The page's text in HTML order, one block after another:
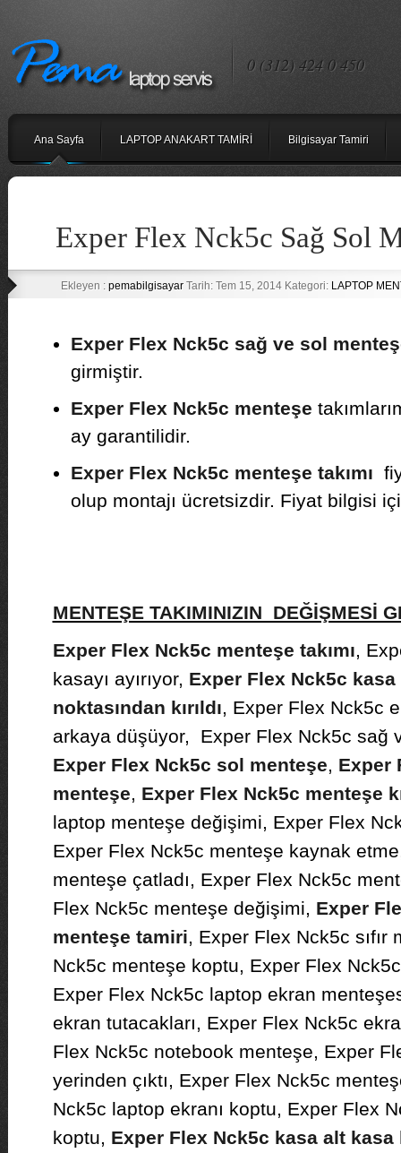
0 (312) 424 0 450
Ana Sayfa LAPTOP ANAKART TAMİRİ Bilgisayar Tamiri
Exper Flex Nck5c Sağ Sol
Ekleyen : pemabilgisayarTarih: Tem 15, 2014 Kategori: LAPTOP
Exper Flex Nck5c sağ ve sol
girmiştir.
Exper Flex Nck5c menteşe
ay garantilidir.
Exper Flex Nck5c menteşe takımı
olup montajı ücretsizdir. Fiyat bilgisi
MENTEŞE TAKIMINIZIN DEĞİŞMESİ
Exper Flex Nck5c menteşe takımı,
kasayı ayırıyor, Exper Flex Nck5c
noktasından kırıldı, Exper Flex Nck5c
arkaya düşüyor, Exper Flex Nck5c sağ
Exper Flex Nck5c sol menteşe, Exper
menteşe, Exper Flex Nck5c menteşe
laptop menteşe değişimi, Exper Flex
Exper Flex Nck5c menteşe kaynak
menteşe çatladı, Exper Flex Nck5c
Flex Nck5c menteşe değişimi, Exper
menteşe tamiri, Exper Flex Nck5c sıfır
Nck5c menteşe koptu, Exper Flex
Exper Flex Nck5c laptop ekran
ekran tutacakları, Exper Flex Nck5c
Flex Nck5c notebook menteşe, Exper
yerinden çıktı, Exper Flex Nck5c
Nck5c laptop ekranı koptu, Exper Flex
koptu, Exper Flex Nck5c kasa alt kasa